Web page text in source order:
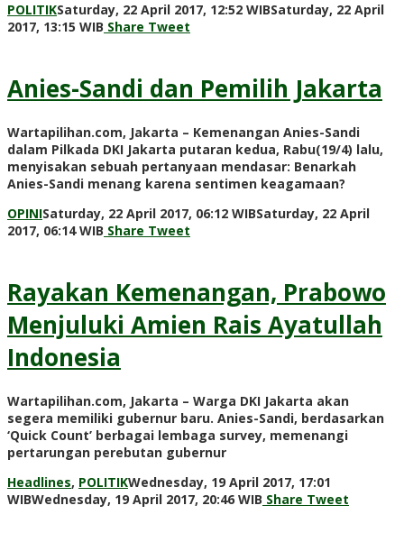
POLITIKSaturday, 22 April 2017, 12:52 WIBSaturday, 22 April
2017, 13:15 WIB by
Share Tweet
Anies-Sandi dan Pemilih Jakarta
Wartapilihan.com, Jakarta – Kemenangan Anies-Sandi
dalam Pilkada DKI Jakarta putaran kedua, Rabu(19/4) lalu,
menyisakan sebuah pertanyaan mendasar: Benarkah
Anies-Sandi menang karena sentimen keagamaan?
OPINISaturday, 22 April 2017, 06:12 WIBSaturday, 22 April
2017, 06:14 WIB by
Share Tweet
Rayakan Kemenangan, Prabowo
Menjuluki Amien Rais Ayatullah
Indonesia
Wartapilihan.com, Jakarta – Warga DKI Jakarta akan
segera memiliki gubernur baru. Anies-Sandi, berdasarkan
‘Quick Count’ berbagai lembaga survey, memenangi
pertarungan perebutan gubernur
Headlines, POLITIKWednesday, 19 April 2017, 17:01
WIBWednesday, 19 April 2017, 20:46 WIB by
Share Tweet